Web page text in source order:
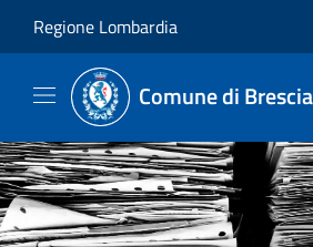
Regione Lombardia
Comune di Brescia